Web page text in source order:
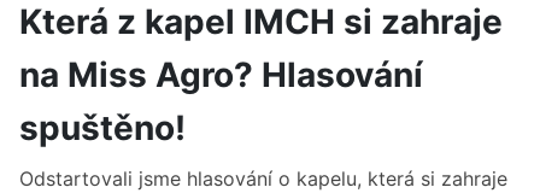
Která z kapel IMCH si zahraje
na Miss Agro? Hlasování
spuštěno!
Odstartovali jsme hlasování o kapelu, která si zahraje